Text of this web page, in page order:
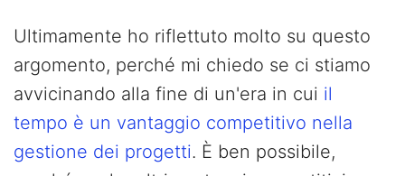
Ultimamente ho riflettuto molto su questo
argomento, perché mi chiedo se ci stiamo
avvicinando alla fine di un'era in cui il
tempo è un vantaggio competitivo nella
gestione dei progetti. È ben possibile,